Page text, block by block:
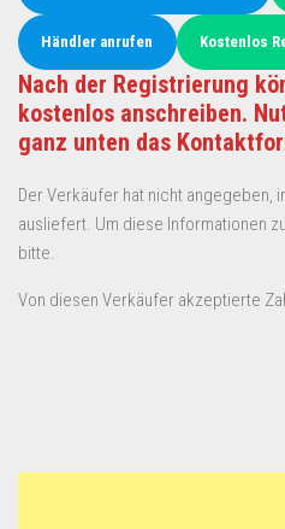
Händler anrufen Kostenlos
Nach der Registrierung
kostenlos anschreiben.
ganz unten das
Der Verkäufer hat nicht angegeben,
ausliefert. Um diese Informationen
bitte.
Von diesen Verkäufer akzeptierte